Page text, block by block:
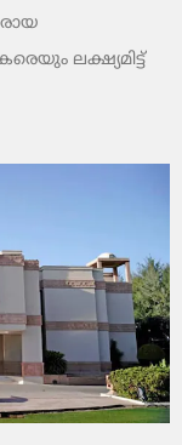
ലക്ഷ്യമിട്ട്